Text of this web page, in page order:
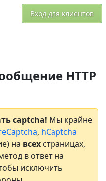
Вход для клиентов
HTTP
captcha! Мы крайне
, hCaptcha
на всех страницах,
в ответ на
исключить